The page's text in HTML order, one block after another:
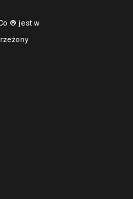
® jest w